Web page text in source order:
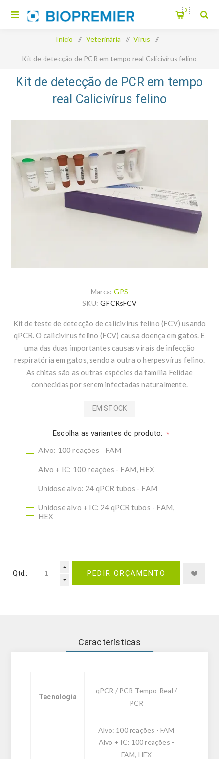
0
Início / Veterinária / Vírus /
Kit de detecção de PCR em tempo real Calicivírus felino
Kit de detecção de PCR em tempo
real Calicivírus felino
Marca: GPS
SKU: GPCRsFCV
Kit de teste de detecção de calicivírus felino (FCV) usando
qPCR. O calicivírus felino (FCV) causa doença em gatos. É
uma das duas importantes causas virais de infecção
respiratória em gatos, sendo a outra o herpesvírus felino.
As chitas são as outras espécies da família Felidae
conhecidas por serem infectadas naturalmente.
Escolha as variantes do produto: *
Alvo: 100 reações - FAM
Alvo + IC: 100 reações - FAM, HEX
Unidose alvo: 24 qPCR tubos - FAM
Unidose alvo + IC: 24 qPCR tubos - FAM,
HEX
EM STOCK
Qtd.: PEDIR ORÇAMENTO
Características
Tecnologia
qPCR / PCR Tempo-Real /
PCR
Alvo: 100 reações - FAM
Alvo + IC: 100 reações -
FAM, HEX